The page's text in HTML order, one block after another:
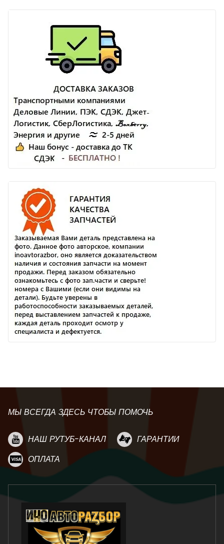
МЫ ВСЕГДА ЗДЕСЬ ЧТОБЫ ПОМОЧЬ
НАШ РУТУБ-КАНАЛ
ГАРАНТИИ
ОПЛАТА